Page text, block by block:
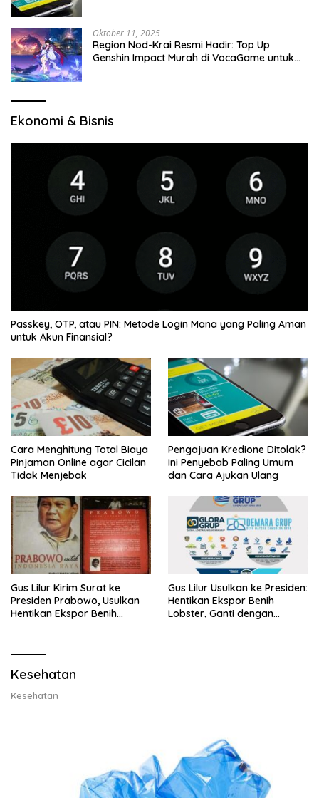
Oktober 11, 2025
Region Nod-Krai Resmi Hadir: Top Up
Genshin Impact Murah di VocaGame untuk
Ekonomi & Bisnis
Passkey, OTP, atau PIN: Metode Login Mana yang Paling Aman
untuk Akun Finansial?
Cara Menghitung Total Biaya
Pinjaman Online agar Cicilan
Tidak Menjebak
Pengajuan Kredione Ditolak?
Ini Penyebab Paling Umum
dan Cara Ajukan Ulang
Gus Lilur Kirim Surat ke
Presiden Prabowo, Usulkan
Hentikan Ekspor Benih
Gus Lilur Usulkan ke Presiden:
Hentikan Ekspor Benih
Lobster, Ganti dengan
Kesehatan
Kesehatan